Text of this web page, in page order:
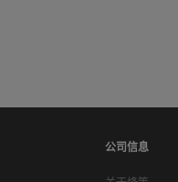
公司信息